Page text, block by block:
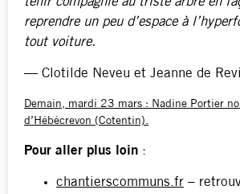
reprendre un peu d’espace à
tout voiture.
— Clotilde Neveu et Jeanne de
Demain, mardi 23 mars : Nadine Portier
d’Hébécrevon (Cotentin).
Pour aller plus loin :
chantierscommuns.fr –